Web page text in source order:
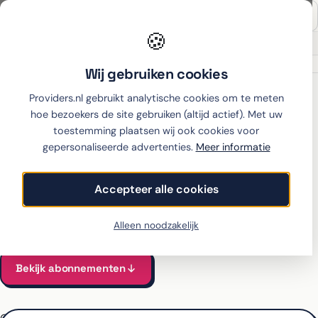
🍪
Wij gebruiken cookies
Providers.nl gebruikt analytische cookies om te meten
hoe bezoekers de site gebruiken (altijd actief). Met uw
toestemming plaatsen wij ook cookies voor
gepersonaliseerde advertenties. Meer informatie
Accepteer alle cookies
Alleen noodzakelijk
Thuiswinkel partner
17 Ultra ›Odido
Xiaomi 17 Ultra met
abonnement bij Odido
Alle Odido-abonnementen voor de 17 Ultra vergeleken
Vanaf €63 per maand, all-in incl. toestel
Bekijk abonnementen